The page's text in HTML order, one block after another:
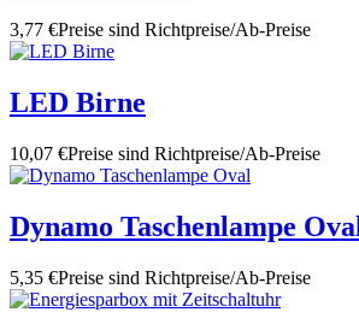
3,77 €Preise sind Richtpreise/Ab-Preise
LED Birne
10,07 €Preise sind Richtpreise/Ab-Preise
Dynamo Taschenlampe Oval
5,35 €Preise sind Richtpreise/Ab-Preise